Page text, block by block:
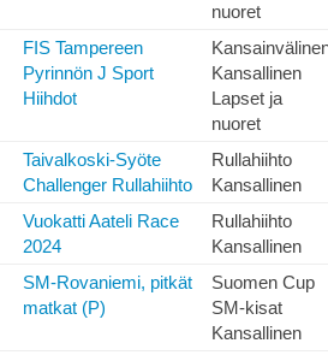
nuoret
FIS Tampereen
Pyrinnön J Sport
Hiihdot
Kansallinen
Lapset ja
nuoret
Taivalkoski-Syöte
Challenger Rullahiihto
Rullahiihto
Kansallinen
Vuokatti Aateli Race
2024
Rullahiihto
Kansallinen
SM-Rovaniemi, pitkät
matkat (P)
Suomen Cup
SM-kisat
Kansallinen